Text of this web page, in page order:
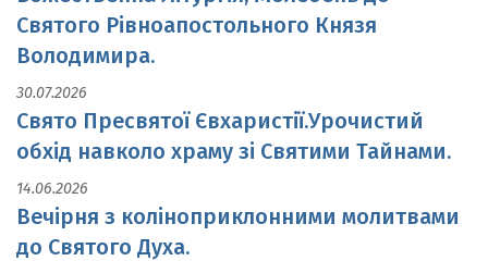
Святого Рівноапостольного Князя
Володимира.
30.07.2026
Свято Пресвятої Євхаристії.Урочистий
обхід навколо храму зі Святими Тайнами.
14.06.2026
Вечірня з коліноприклонними молитвами
до Святого Духа.